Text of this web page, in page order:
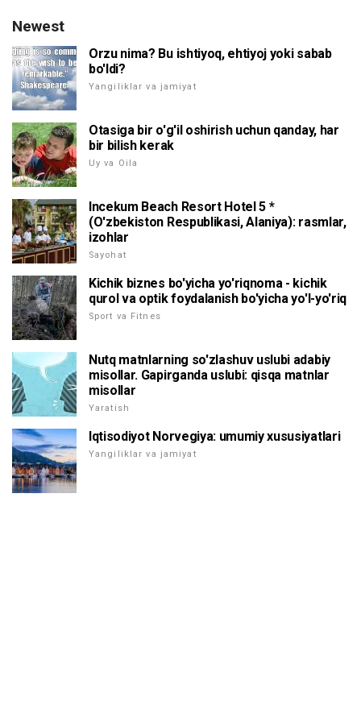
Newest
Orzu nima? Bu ishtiyoq, ehtiyoj yoki sabab
bo'ldi?
Yangiliklar va jamiyat
Otasiga bir o'g'il oshirish uchun qanday, har
bir bilish kerak
Uy va Oila
Incekum Beach Resort Hotel 5 *
(O'zbekiston Respublikasi, Alaniya): rasmlar,
izohlar
Sayohat
Kichik biznes bo'yicha yo'riqnoma - kichik
qurol va optik foydalanish bo'yicha yo'l-yo'riq
Sport va Fitnes
Nutq matnlarning so'zlashuv uslubi adabiy
misollar. Gapirganda uslubi: qisqa matnlar
misollar
Yaratish
Iqtisodiyot Norvegiya: umumiy xususiyatlari
Yangiliklar va jamiyat